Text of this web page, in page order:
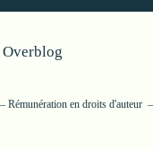
Overblog
Rémunération en droits d'auteur